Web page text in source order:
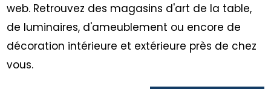
web. Retrouvez des magasins d'art de la table,
de luminaires, d'ameublement ou encore de
décoration intérieure et extérieure près de chez
vous.